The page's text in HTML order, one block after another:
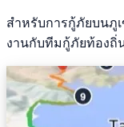
สำหรับการกู้ภัยบนภู
งานกับทีมกู้ภัยท้องถิ่